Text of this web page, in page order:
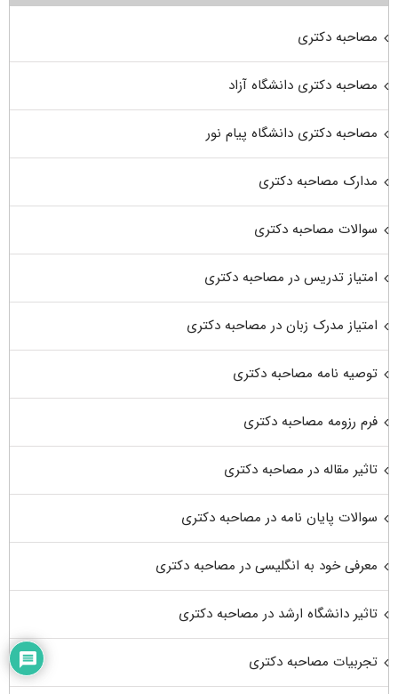
مصاحبه دکتری
مصاحبه دکتری دانشگاه آزاد
مصاحبه دکتری دانشگاه پیام نور
مدارک مصاحبه دکتری
سوالات مصاحبه دکتری
امتیاز تدریس در مصاحبه دکتری
امتیاز مدرک زبان در مصاحبه دکتری
توصیه نامه مصاحبه دکتری
فرم رزومه مصاحبه دکتری
تاثیر مقاله در مصاحبه دکتری
سوالات پایان نامه در مصاحبه دکتری
معرفی خود به انگلیسی در مصاحبه دکتری
تاثیر دانشگاه ارشد در مصاحبه دکتری
تجربیات مصاحبه دکتری